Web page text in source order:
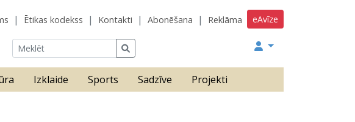
eAvīze
Ētikas kodekss Kontakti Abonēšana Reklāma
Izklaide Sports Sadzīve Projekti